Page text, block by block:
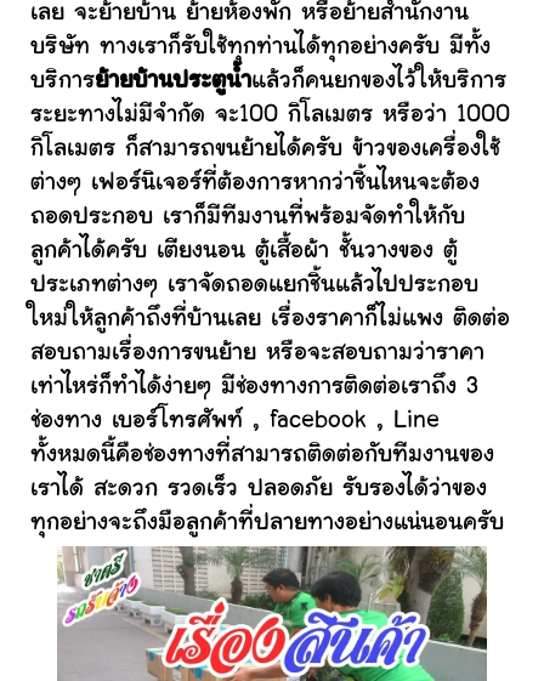
เลย จะย้ายบ้าน ย้ายห้องพัก หรือย้ายสำนักงาน
บริษัท ทางเราก็รับใช้ทุกท่านได้ทุกอย่างครับ มีทั้ง
บริการย้ายบ้านประตูน้ำแล้วก็คนยกของไว้ให้บริการ
ระยะทางไม่มีจำกัด จะ100 กิโลเมตร หรือว่า 1000
กิโลเมตร ก็สามารถขนย้ายได้ครับ ข้าวของเครื่องใช้
ต่างๆ เฟอร์นิเจอร์ที่ต้องการหากว่าชิ้นไหนจะต้อง
ถอดประกอบ เราก็มีทีมงานที่พร้อมจัดทำให้กับ
ลูกค้าได้ครับ เตียงนอน ตู้เสื้อผ้า ชั้นวางของ ตู้
ประเภทต่างๆ เราจัดถอดแยกชิ้นแล้วไปประกอบ
ใหม่ให้ลูกค้าถึงที่บ้านเลย เรื่องราคาก็ไม่แพง ติดต่อ
สอบถามเรื่องการขนย้าย หรือจะสอบถามว่าราคา
เท่าไหร่ก็ทำได้ง่ายๆ มีช่องทางการติดต่อเราถึง 3
ช่องทาง เบอร์โทรศัพท์ , facebook , Line
ทั้งหมดนี้คือช่องทางที่สามารถติดต่อกับทีมงานของ
เราได้ สะดวก รวดเร็ว ปลอดภัย รับรองได้ว่าของ
ทุกอย่างจะถึงมือลูกค้าที่ปลายทางอย่างแน่นอนครับ